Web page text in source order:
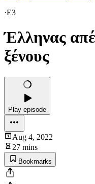
·E3
Έλληνας
ξένους
Play episode
Aug 4, 2022
27 mins
Bookmarks